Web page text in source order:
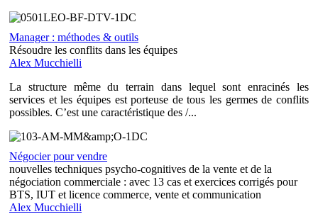
Manager : méthodes & outils
Résoudre les conflits dans les équipes
Alex Mucchielli
La structure même du terrain dans lequel sont enracinés les
services et les équipes est porteuse de tous les germes de conflits
possibles. C’est une caractéristique des /...
Négocier pour vendre
nouvelles techniques psycho-cognitives de la vente et de la
négociation commerciale : avec 13 cas et exercices corrigés pour
BTS, IUT et licence commerce, vente et communication
Alex Mucchielli